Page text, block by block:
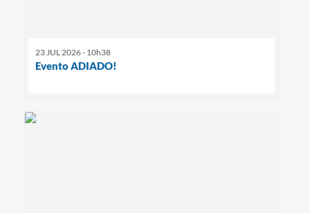
23 JUL 2026 - 10h38
Evento ADIADO!